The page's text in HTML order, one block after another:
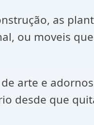
as
ou moveis
arte e
desde que